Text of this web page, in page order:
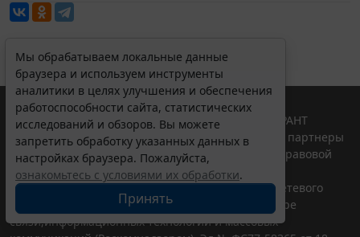
Мы обрабатываем локальные данные
браузера и используем инструменты
аналитики в целях улучшения и обеспечения
работоспособности сайта, статистических
исследований и обзоров. Вы можете
запретить обработку указанных данных в
настройках браузера. Пожалуйста,
ознакомьтесь с условиями их обработки.
Принять
© ООО "НПП "ГАРАНТ-СЕРВИС", 2026. Система ГАРАНТ
выпускается с 1990 года. Компания "Гарант" и ее партнеры
являются участниками Российской ассоциации правовой
информации ГАРАНТ.
Портал ГАРАНТ.РУ зарегистрирован в качестве сетевого
издания Федеральной службой по надзору в сфере
связи,информационных технологий и массовых